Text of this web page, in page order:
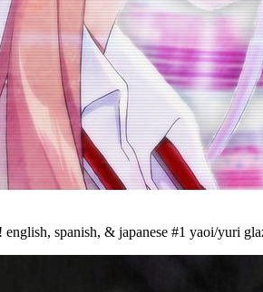
spanish, & japanese #1 yaoi/yuri